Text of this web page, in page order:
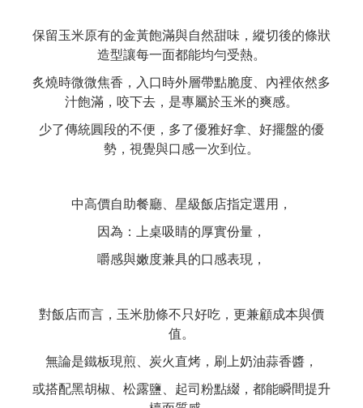
保留玉米原有的金黃飽滿與自然甜味，縱切後的條狀
造型讓每一面都能均勻受熱。
炙燒時微微焦香，入口時外層帶點脆度、內裡依然多
汁飽滿，咬下去，是專屬於玉米的爽感。
少了傳統圓段的不便，多了優雅好拿、好擺盤的優
勢，視覺與口感一次到位。
中高價自助餐廳、星級飯店指定選用，
因為：上桌吸睛的厚實份量，
嚼感與嫩度兼具的口感表現，
對飯店而言，玉米肋條不只好吃，更兼顧成本與價
值。
無論是鐵板現煎、炭火直烤，刷上奶油蒜香醬，
或搭配黑胡椒、松露鹽、起司粉點綴，都能瞬間提升